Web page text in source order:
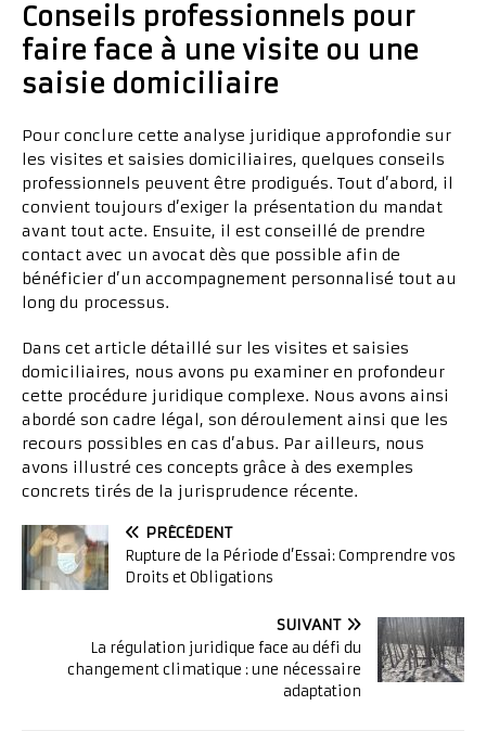
Conseils professionnels pour
faire face à une visite ou une
saisie domiciliaire
Pour conclure cette analyse juridique approfondie sur
les visites et saisies domiciliaires, quelques conseils
professionnels peuvent être prodigués. Tout d’abord, il
convient toujours d’exiger la présentation du mandat
avant tout acte. Ensuite, il est conseillé de prendre
contact avec un avocat dès que possible afin de
bénéficier d’un accompagnement personnalisé tout au
long du processus.
Dans cet article détaillé sur les visites et saisies
domiciliaires, nous avons pu examiner en profondeur
cette procédure juridique complexe. Nous avons ainsi
abordé son cadre légal, son déroulement ainsi que les
recours possibles en cas d’abus. Par ailleurs, nous
avons illustré ces concepts grâce à des exemples
concrets tirés de la jurisprudence récente.
PRÉCÉDENT
Rupture de la Période d’Essai: Comprendre vos
Droits et Obligations
SUIVANT
La régulation juridique face au défi du
changement climatique : une nécessaire
adaptation